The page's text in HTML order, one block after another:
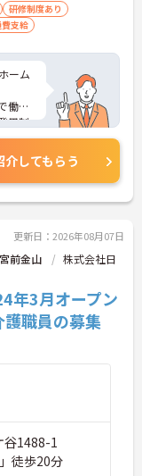
研修制度あり
支給
ーム
働く
用制
に正
すの
介してもらう
更新日：2026年08月07日
前金山
株式会社日
年3月オープン
職員の募集
谷1488-1
徒歩20分